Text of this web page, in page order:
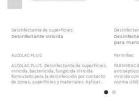
Desinfectante de superficies
Desinfectante viricida
ALCOLAC PLUS
ALCOLAC PLUS Desinfectante de superficies,
viricida, bactericida, fungicida Viricida
formulado para la desinfección por contacto
de zonas, superficies y materiales. Aplicar
para
Farmibac
antiséptico
Viricida
norma
limpia y